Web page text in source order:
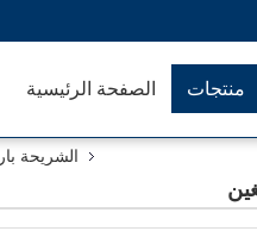
الصفحة الرئيسية منتجات
الشريحة